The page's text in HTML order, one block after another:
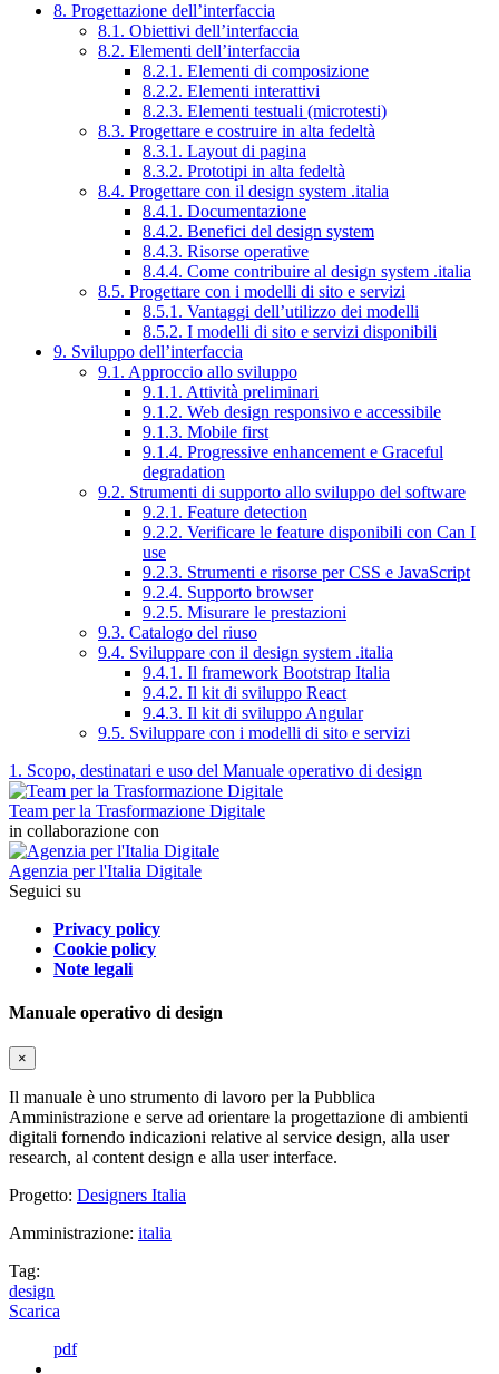
8. Progettazione dell’interfaccia
8.1. Obiettivi dell’interfaccia
8.2. Elementi dell’interfaccia
8.2.1. Elementi di composizione
8.2.2. Elementi interattivi
8.2.3. Elementi testuali (microtesti)
8.3. Progettare e costruire in alta fedeltà
8.3.1. Layout di pagina
8.3.2. Prototipi in alta fedeltà
8.4. Progettare con il design system .italia
8.4.1. Documentazione
8.4.2. Benefici del design system
8.4.3. Risorse operative
8.4.4. Come contribuire al design system .italia
8.5. Progettare con i modelli di sito e servizi
8.5.1. Vantaggi dell’utilizzo dei modelli
8.5.2. I modelli di sito e servizi disponibili
9. Sviluppo dell’interfaccia
9.1. Approccio allo sviluppo
9.1.1. Attività preliminari
9.1.2. Web design responsivo e accessibile
9.1.3. Mobile first
9.1.4. Progressive enhancement e Graceful
degradation
9.2. Strumenti di supporto allo sviluppo del software
9.2.1. Feature detection
9.2.2. Verificare le feature disponibili con Can I
use
9.2.3. Strumenti e risorse per CSS e JavaScript
9.2.4. Supporto browser
9.2.5. Misurare le prestazioni
9.3. Catalogo del riuso
9.4. Sviluppare con il design system .italia
9.4.1. Il framework Bootstrap Italia
9.4.2. Il kit di sviluppo React
9.4.3. Il kit di sviluppo Angular
9.5. Sviluppare con i modelli di sito e servizi
1. Scopo, destinatari e uso del Manuale operativo di design
Team per la Trasformazione Digitale
in collaborazione con
Agenzia per l'Italia Digitale
Seguici su
Privacy policy
Cookie policy
Note legali
Manuale operativo di design
×
Il manuale è uno strumento di lavoro per la Pubblica
Amministrazione e serve ad orientare la progettazione di ambienti
digitali fornendo indicazioni relative al service design, alla user
research, al content design e alla user interface.
Progetto: Designers Italia
Amministrazione: italia
Tag:
design
Scarica
pdf